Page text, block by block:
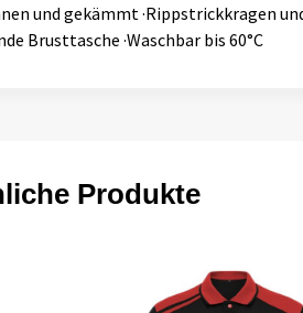
und gekämmt ·Rippstrickkragen
Brusttasche ·Waschbar bis 60°C
Produkte